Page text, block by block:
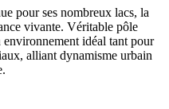
pour ses nombreux lacs, la
vivante. Véritable pôle
idéal tant pour
alliant dynamisme urbain